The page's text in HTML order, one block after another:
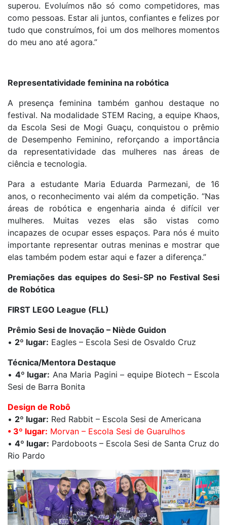
superou. Evoluímos não só como competidores, mas
como pessoas. Estar ali juntos, confiantes e felizes por
tudo que construímos, foi um dos melhores momentos
do meu ano até agora.”
Representatividade feminina na robótica
A presença feminina também ganhou destaque no
festival. Na modalidade STEM Racing, a equipe Khaos,
da Escola Sesi de Mogi Guaçu, conquistou o prêmio
de Desempenho Feminino, reforçando a importância
da representatividade das mulheres nas áreas de
ciência e tecnologia.
Para a estudante Maria Eduarda Parmezani, de 16
anos, o reconhecimento vai além da competição. “Nas
áreas de robótica e engenharia ainda é difícil ver
mulheres. Muitas vezes elas são vistas como
incapazes de ocupar esses espaços. Para nós é muito
importante representar outras meninas e mostrar que
elas também podem estar aqui e fazer a diferença.”
Premiações das equipes do Sesi-SP no Festival Sesi
de Robótica
FIRST LEGO League (FLL)
Prêmio Sesi de Inovação – Niède Guidon
• 2º lugar: Eagles – Escola Sesi de Osvaldo Cruz
Técnica/Mentora Destaque
• 4º lugar: Ana Maria Pagini – equipe Biotech – Escola
Sesi de Barra Bonita
Design de Robô
• 2º lugar: Red Rabbit – Escola Sesi de Americana
• 3º lugar: Morvan – Escola Sesi de Guarulhos
• 4º lugar: Pardoboots – Escola Sesi de Santa Cruz do
Rio Pardo